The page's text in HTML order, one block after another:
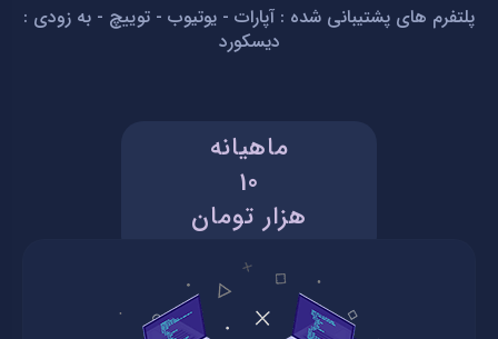
پلتفرم های پشتیبانی شده : آپارات - یوتیوب - توییچ - به زودی :
دیسکورد
ماهیانه
10
هزار تومان